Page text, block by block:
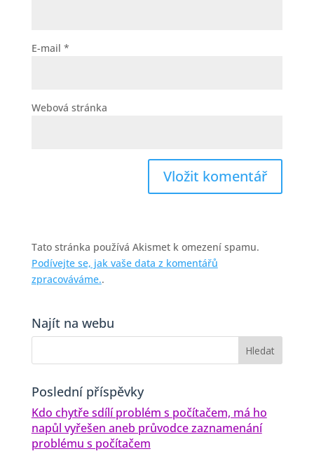
E-mail *
Webová stránka
Tato stránka používá Akismet k omezení spamu.
Podívejte se, jak vaše data z komentářů
zpracováváme..
Najít na webu
Poslední příspěvky
Kdo chytře sdílí problém s počítačem, má ho
napůl vyřešen aneb průvodce zaznamenání
problému s počítačem